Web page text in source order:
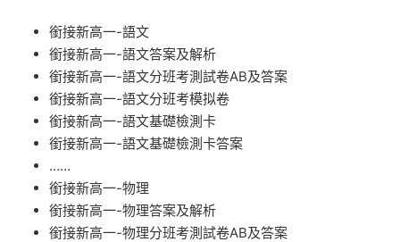
銜接新高一-語文
銜接新高一-語文答案及解析
銜接新高一-語文分班考測試卷AB及答案
銜接新高一-語文分班考模拟卷
銜接新高一-語文基礎檢測卡
銜接新高一-語文基礎檢測卡答案
……
銜接新高一-物理
銜接新高一-物理答案及解析
銜接新高一-物理分班考測試卷AB及答案